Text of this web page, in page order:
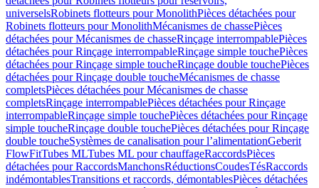
universelsRobinets flotteurs pour MonolithPièces détachées pour
Robinets flotteurs pour MonolithMécanismes de chassePièces
détachées pour Mécanismes de chasseRinçage interrompablePièces
détachées pour Rinçage interrompableRinçage simple touchePièces
détachées pour Rinçage simple toucheRinçage double touchePièces
détachées pour Rinçage double toucheMécanismes de chasse
completsPièces détachées pour Mécanismes de chasse
completsRinçage interrompablePièces détachées pour Rinçage
interrompableRinçage simple touchePièces détachées pour Rinçage
simple toucheRinçage double touchePièces détachées pour Rinçage
double toucheSystèmes de canalisation pour l’alimentationGeberit
FlowFitTubes MLTubes ML pour chauffageRaccordsPièces
détachées pour RaccordsManchonsRéductionsCoudesTésRaccords
indémontablesTransitions et raccords, démontablesPièces détachées